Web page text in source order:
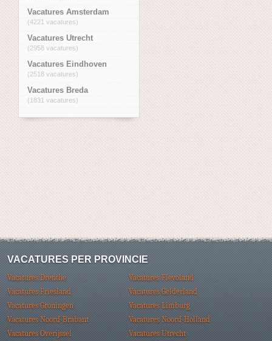
Vacatures Amsterdam
(4221 vacatures)
Vacatures Utrecht
(2958 vacatures)
Vacatures Eindhoven
(2518 vacatures)
Vacatures Breda
(1831 vacatures)
VACATURES PER PROVINCIE
Vacatures Drenthe
Vacatures Flevoland
Vacatures Friesland
Vacatures Gelderland
Vacatures Groningen
Vacatures Limburg
Vacatures Noord-Brabant
Vacatures Noord-Holland
Vacatures Overijssel
Vacatures Utrecht